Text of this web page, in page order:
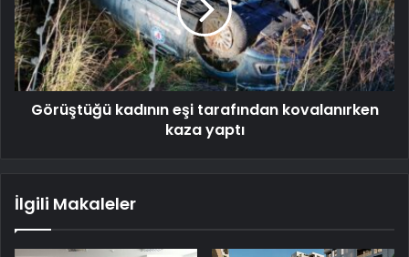
Görüştüğü kadının eşi tarafından kovalanırken
kaza yaptı
İlgili Makaleler